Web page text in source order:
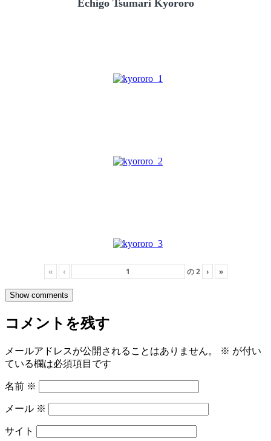
Echigo Tsumari Kyororo
« ‹ の2 › »
Show comments
コメントを残す
メールアドレスが公開されることはありません。 ※ が付い
ている欄は必須項目です
名前 ※
メール ※
サイト